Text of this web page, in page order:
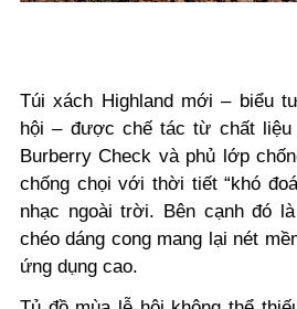
Túi xách Highland mới – biểu
hội – được chế tác từ chất liệu
Burberry Check và phủ lớp
chống chọi với thời tiết “khó
nhạc ngoài trời. Bên cạnh đó
chéo dáng cong mang lại nét
ứng dụng cao.